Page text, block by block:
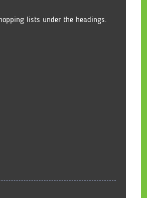
lists under the headings.